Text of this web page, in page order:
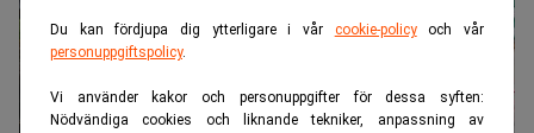
Du kan fördjupa dig ytterligare i vår cookie-policyoch vår
personuppgiftspolicy.
Vi använder kakor och personuppgifter för dessa syften:
Nödvändiga cookies och liknande tekniker, anpassning av